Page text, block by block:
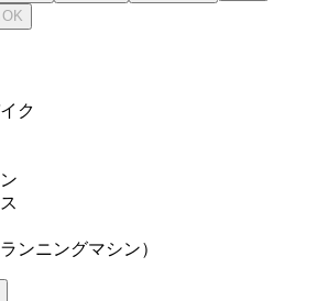
ク
ンニングマシン）